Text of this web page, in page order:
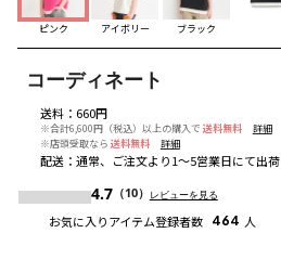
ピンク アイボリー ブラック
コーディネート
送料： 660円
※合計6,600円（税込）以上の購入で 送料無料
詳細
※店頭受取なら 送料無料 詳細
配送： 通常、ご注文より1～5営業日にて出荷
4.7（10） レビューを見る
お気に入りアイテム登録者数 464 人